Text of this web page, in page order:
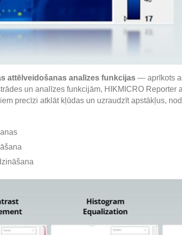
attēlveidošanas analīzes funkcijas — aprīkots
un analīzes funkcijām, HIKMICRO Reporter
precīzi atklāt kļūdas un uzraudzīt apstākļus,